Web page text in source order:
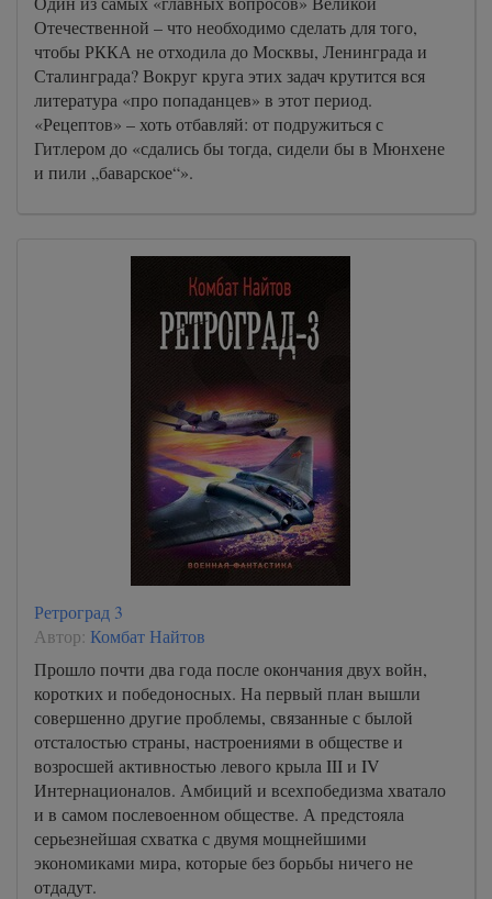
Отечественной – что необходимо сделать для того,
чтобы РККА не отходила до Москвы, Ленинграда и
Сталинграда? Вокруг круга этих задач крутится вся
литература «про попаданцев» в этот период.
«Рецептов» – хоть отбавляй: от подружиться с
Гитлером до «сдались бы тогда, сидели бы в Мюнхене
и пили „баварское“».
Ретроград 3
Автор: Комбат Найтов
Прошло почти два года после окончания двух войн,
коротких и победоносных. На первый план вышли
совершенно другие проблемы, связанные с былой
отсталостью страны, настроениями в обществе и
возросшей активностью левого крыла III и IV
Интернационалов. Амбиций и всехпобедизма хватало
и в самом послевоенном обществе. А предстояла
серьезнейшая схватка с двумя мощнейшими
экономиками мира, которые без борьбы ничего не
отдадут.